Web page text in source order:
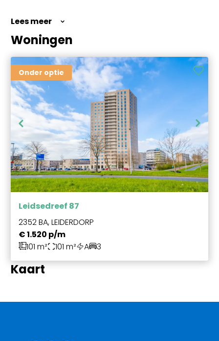
Lees meer
Woningen
Onder optie
Leidsedreef 87
2352 BA, LEIDERDORP
€ 1.520 p/m
101 m²
101 m² A 3
Kaart